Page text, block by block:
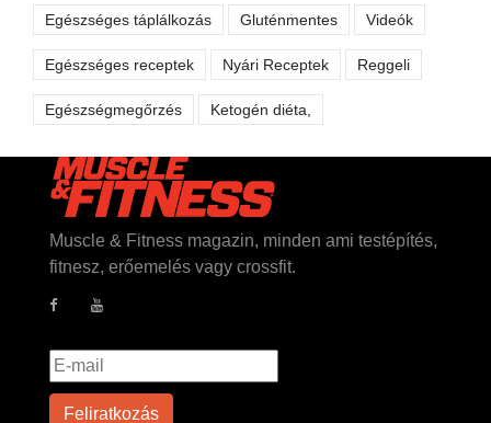
Egészséges táplálkozás Gluténmentes Videók
Egészséges receptek Nyári Receptek Reggeli
Egészségmegőrzés Ketogén diéta,
Muscle & Fitness magazin, minden ami testépítés,
fitnesz, erőemelés vagy crossfit.